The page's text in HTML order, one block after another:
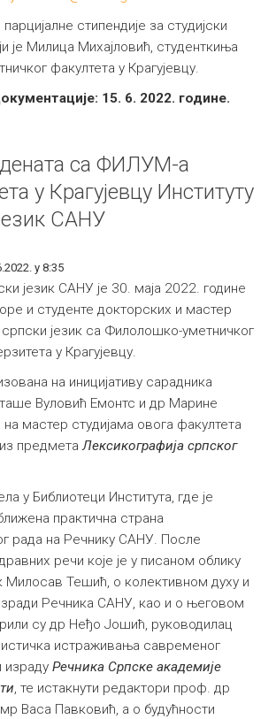
стипендије за студијски
је Милица Михајловић, студенткиња
факултета у Крагујевцу.
15. 6. 2022. године.
са ФИЛУМ-а
у Крагујевцу Институту
САНУ
у 8:35
језик САНУ је 30. маја 2022. године
и студенте докторских и мастер
српски језик са Филолошко-уметничког
у Крагујевцу.
на иницијативу сарадника
Вуловић Емонтс и др Марине
на мастер студијама овога факултета
предмета Лексикографија српског
у Библиотеци Института, где је
практична страна
рада на Речнику САНУ. После
речи које је у писаном облику
Милосав Тешић, о колективном духу и
Речника САНУ, као и о његовом
су др Неђо Јошић, руководилац
истраживања савременог
израду Речника Српске академије
, те истакнути редактори проф. др
Васа Павковић, а о будућности